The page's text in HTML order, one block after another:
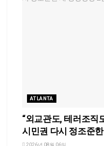
ATLANTA
“외교관도, 테러조직
시민권 다시 정조준